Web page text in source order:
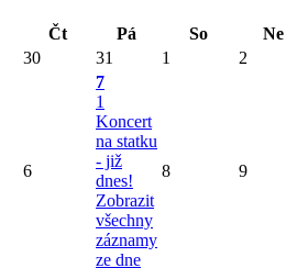
Čt Pá So
Ne
30 31 1 2
6
7
1
Koncert
na statku
- již
dnes!
Zobrazit
všechny
záznamy
ze dne
8 9